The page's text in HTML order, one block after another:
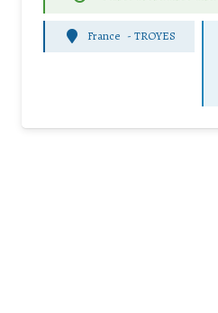
France -TROYES